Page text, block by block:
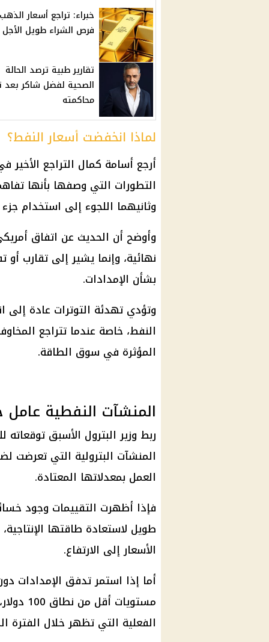
خبراء: تراجع أسعار
فرص الشراء طويل الأجل
تقارير طبية ترصد الحالة
الصحية لفضل شاكر بعد
محاكمته
لماذا انخفضت أسعار النفط؟
أرجع أسامة كمال التراجع الأخير
التطورات التي وصفها بأنها
وثانيهما اللجوء إلى استخدام
وأوضح أن الحديث عن اتفاق
نهائية، وإنما يشير إلى تقارب
بشأن الإمدادات.
وتؤدي تهدئة التوترات عادة
النفط، خاصة عندما تتراجع
المؤثرة في سوق الطاقة.
المنشآت النفطية
ربط وزير البترول الأسبق
المنشآت البترولية التي تعرضت
العمل بمعدلاتها المعتادة.
فإذا أظهرت التقييمات وجود
طويل لاستعادة طاقتها
الأسعار إلى الارتفاع.
أما إذا استمر تدفق الإمدادات
الفعلية التي تظهر خلال الفترة